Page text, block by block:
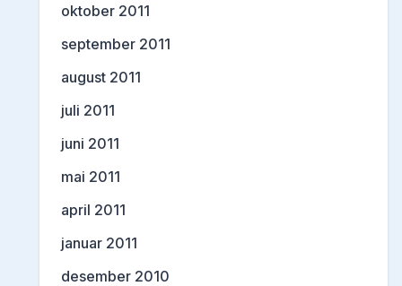
oktober 2011
september 2011
august 2011
juli 2011
juni 2011
mai 2011
april 2011
januar 2011
desember 2010